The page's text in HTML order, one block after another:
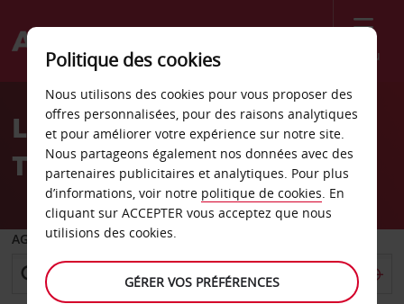
Menu
Welcome
AvisLocation de voiture
Tarzana
AGENCE DE DÉPART
Politique des cookies
Nous utilisons des cookies pour vous proposer des
offres personnalisées, pour des raisons analytiques
et pour améliorer votre expérience sur notre site.
Nous partageons également nos données avec des
partenaires publicitaires et analytiques. Pour plus
d’informations, voir notre politique de cookies. En
cliquant sur ACCEPTER vous acceptez que nous
utilisions des cookies.
GÉRER VOS PRÉFÉRENCES